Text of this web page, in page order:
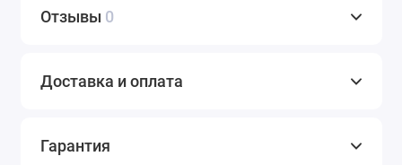
Отзывы 0
Доставка и оплата
Гарантия